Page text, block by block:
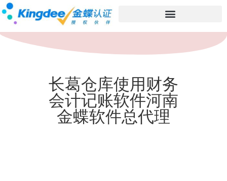
长葛仓库使用财务
会计记账软件河南
金蝶软件总代理